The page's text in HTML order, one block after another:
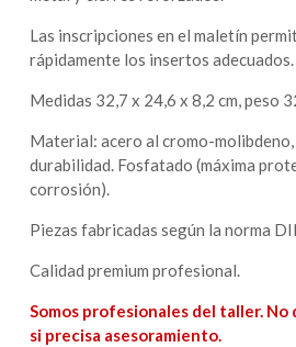
Las inscripciones en el maletín
rápidamente los insertos adecuados.
Medidas 32,7 x 24,6 x 8,2 cm, peso
Material: acero al cromo-
durabilidad. Fosfatado (máxima
corrosión).
Piezas fabricadas según la norma
Calidad premium profesional.
Somos profesionales del taller.
si precisa asesoramiento.